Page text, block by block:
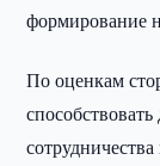
формирование
По оценкам